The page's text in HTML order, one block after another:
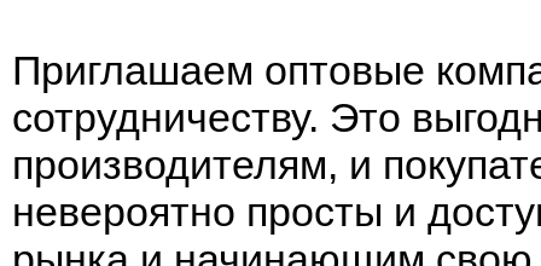
Приглашаем оптовые
сотрудничеству. Это
производителям, и
невероятно просты и